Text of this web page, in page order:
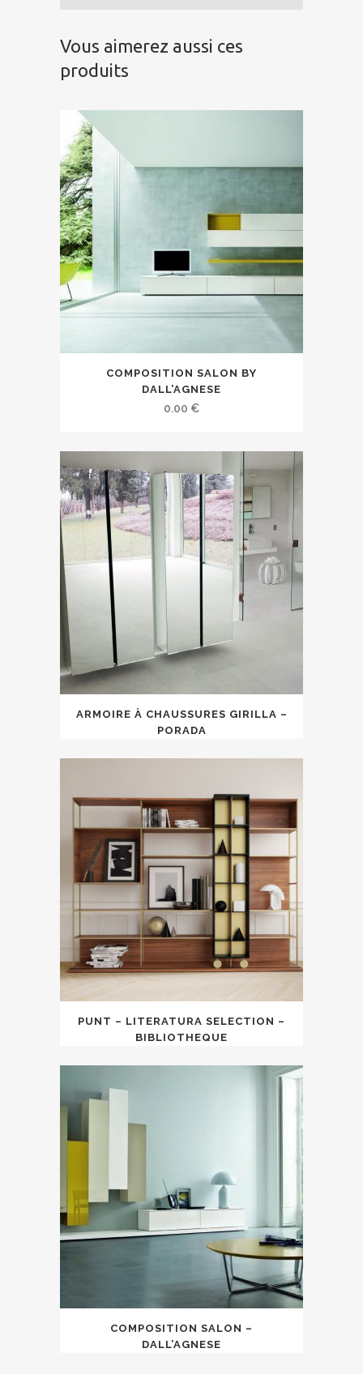
Vous aimerez aussi ces
produits
COMPOSITION SALON BY
DALL’AGNESE
0.00 €
ARMOIRE À CHAUSSURES GIRILLA –
PORADA
PUNT – LITERATURA SELECTION –
BIBLIOTHEQUE
COMPOSITION SALON –
DALL’AGNESE